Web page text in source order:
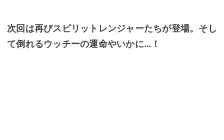
次回は再びスピリットレンジャーたちが登場。 そし
て倒れるウッチーの運命やいかに…！